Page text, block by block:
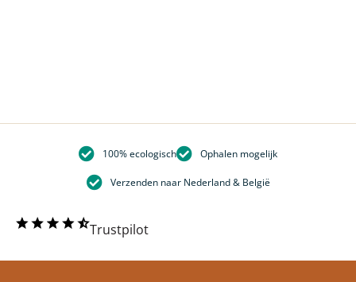
100% ecologisch Ophalen mogelijk
Verzenden naar Nederland & België
Trustpilot